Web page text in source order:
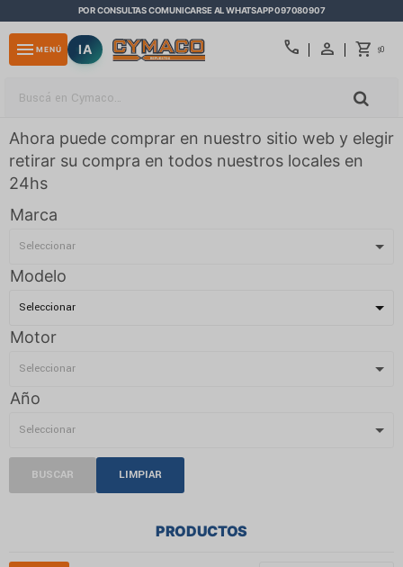
POR CONSULTAS COMUNICARSE AL WHATSAPP 097080907
call $0
menu MENÚ IA
Ahora puede comprar en nuestro sitio web y elegir
retirar su compra en todos nuestros locales en
24hs
Marca
Modelo
Motor
Año
BUSCAR LIMPIAR
PRODUCTOS
close